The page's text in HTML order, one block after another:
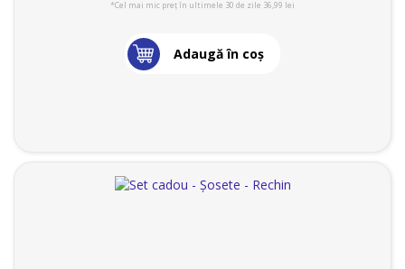
*Cel mai mic preț în ultimele 30 de zile 36,99 lei
Adaugă în coş